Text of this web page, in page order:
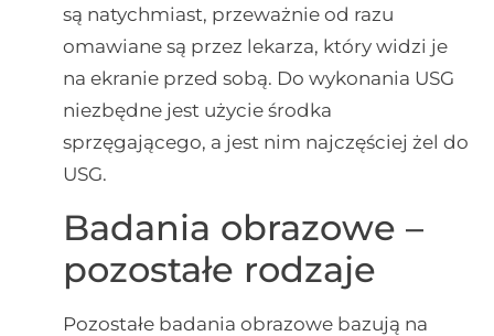
są natychmiast, przeważnie od razu
omawiane są przez lekarza, który widzi je
na ekranie przed sobą. Do wykonania USG
niezbędne jest użycie środka
sprzęgającego, a jest nim najczęściej żel do
USG.
Badania obrazowe –
pozostałe rodzaje
Pozostałe badania obrazowe bazują na